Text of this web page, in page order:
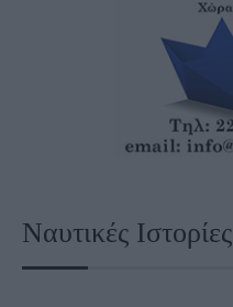
Ναυτικές Ιστορίες